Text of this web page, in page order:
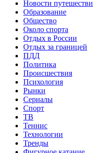
Новости
Образование
Общество
Около спорта
Отдых в России
Отдых за границей
ПДД
Политика
Происшествия
Психология
Рынки
Сериалы
Спорт
ТВ
Теннис
Технологии
Тренды